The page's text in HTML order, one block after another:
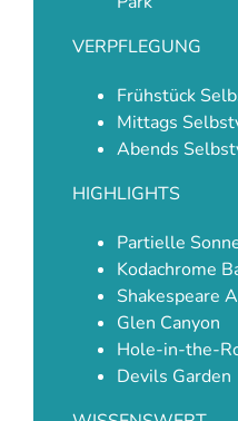
VERPFLEGUNG
Frühstück
Mittags
Abends
HIGHLIGHTS
Partielle
Kodachrome
Shakespeare
Glen Canyon
Hole-in-the-
Devils Garden